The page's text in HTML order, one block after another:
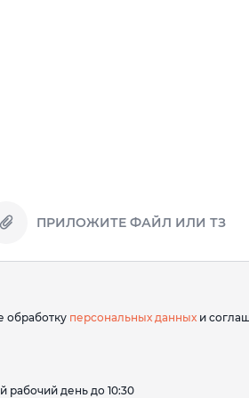
ПРИЛОЖИТЕ ФАЙЛ ИЛИ ТЗ
обработку персональных данных и
рабочий день до 10:30